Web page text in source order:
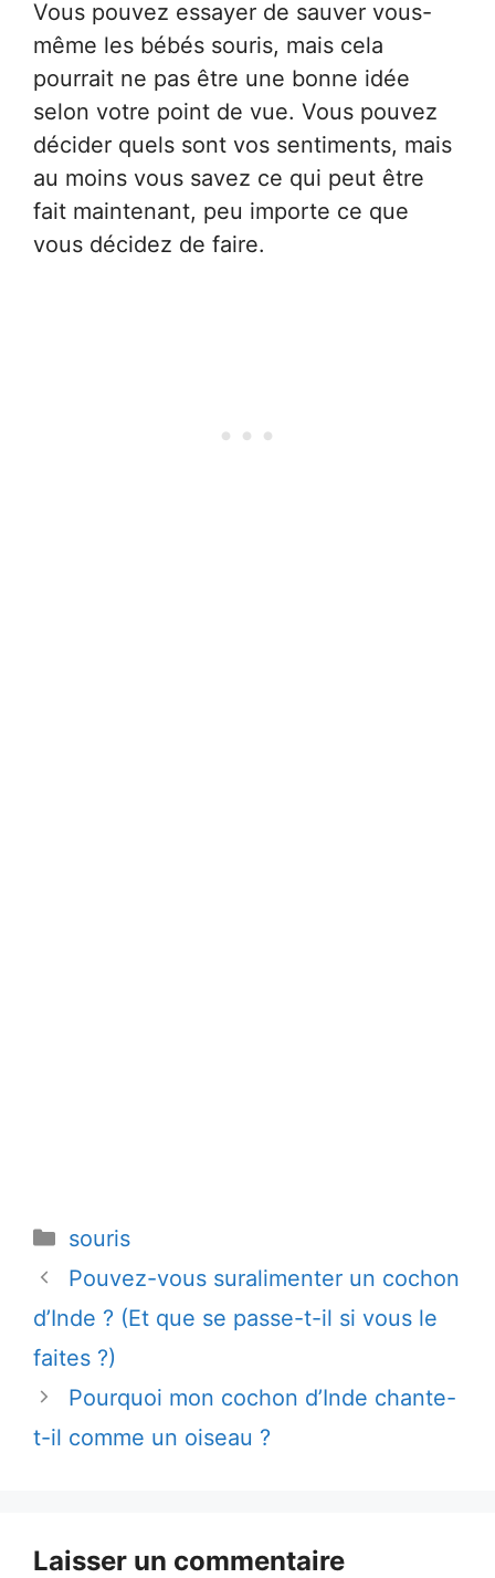
Vous pouvez essayer de sauver vous-
même les bébés souris, mais cela
pourrait ne pas être une bonne idée
selon votre point de vue. Vous pouvez
décider quels sont vos sentiments, mais
au moins vous savez ce qui peut être
fait maintenant, peu importe ce que
vous décidez de faire.
Catégories
souris
Pouvez-vous suralimenter un cochon
d’Inde ? (Et que se passe-t-il si vous le
faites ?)
Pourquoi mon cochon d’Inde chante-
t-il comme un oiseau ?
Laisser un commentaire